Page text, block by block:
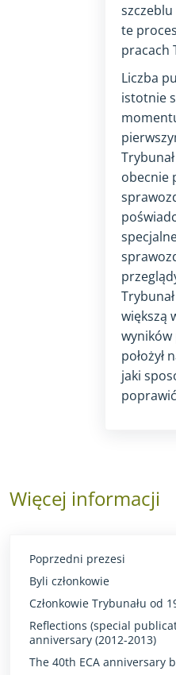
te
pracach
Liczba
istotnie
obecnie
większą
wyników
położył
jaki
Więcej informacji
Poprzedni prezesi
Byli członkowie
Członkowie Trybunału od
Reflections (special
anniversary (2012-2013)
The 40th ECA anniversary